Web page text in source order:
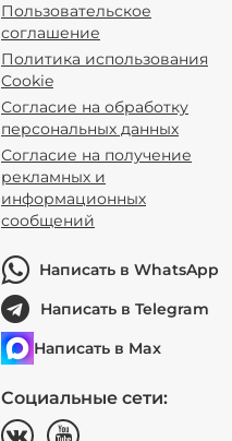
Пользовательское
соглашение
Политика использования
Cookie
Согласие на обработку
персональных данных
Согласие на получение
рекламных и
информационных
сообщений
Написать в WhatsApp
Написать в Telegram
Написать в Max
Социальные сети: